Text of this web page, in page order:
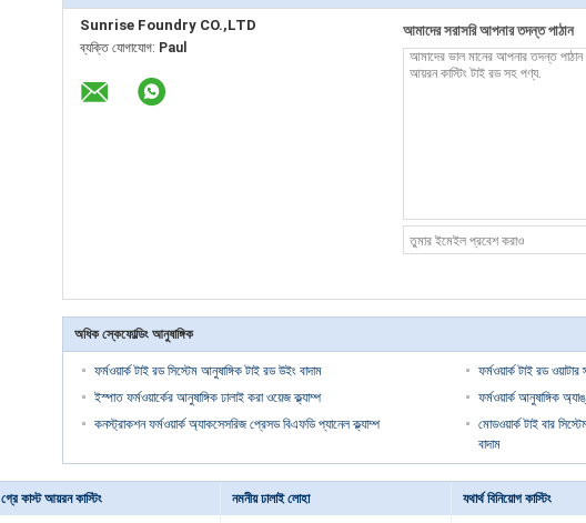
Sunrise Foundry CO.,LTD
ব্যক্তি যোগাযোগ: Paul
আমাদের সরাসরি আপনার তদন্ত পাঠান
অধিক স্কেফোল্ডিং আনুষাঙ্গিক
ফর্মওয়ার্ক টাই রড সিস্টেম আনুষাঙ্গিক টাই রড উইং বাদাম
ফর্মওয়ার্ক টাই রড ওয়াটার
ইস্পাত ফর্মওয়ার্কের আনুষাঙ্গিক ঢালাই করা ওয়েজ ক্ল্যাম্প
ফর্মওয়ার্ক আনুষাঙ্গিক
কনস্ট্রাকশন ফর্মওয়ার্ক অ্যাকসেসরিজ প্রেসড বিএফডি প্যানেল ক্ল্যাম্প
মোডওয়ার্ক টাই বার
বাদাম
গ্রে কাস্ট আয়রন কাস্টিং নমনীয় ঢালাই লোহা যথার্থ বিনিয়োগ কাস্টিং